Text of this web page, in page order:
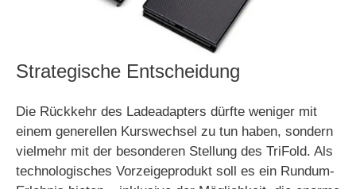
Strategische Entscheidung
Die Rückkehr des Ladeadapters dürfte weniger mit
einem generellen Kurswechsel zu tun haben, sondern
vielmehr mit der besonderen Stellung des TriFold. Als
technologisches Vorzeigeprodukt soll es ein Rundum-